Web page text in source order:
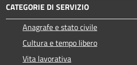
CATEGORIE DI SERVIZIO
Anagrafe e stato civile
Cultura e tempo libero
Vita lavorativa